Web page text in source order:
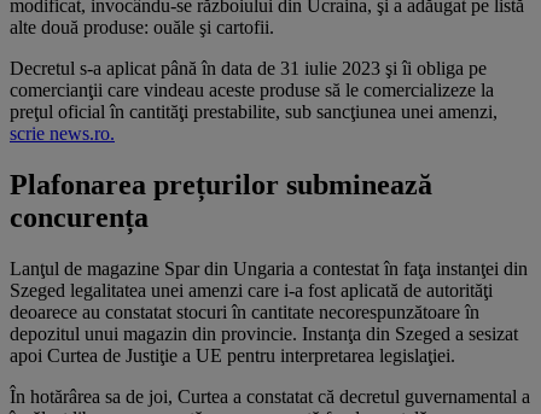
modificat, invocându-se războiului din Ucraina, şi a adăugat pe listă
alte două produse: ouăle şi cartofii.
Decretul s-a aplicat până în data de 31 iulie 2023 şi îi obliga pe
comercianţii care vindeau aceste produse să le comercializeze la
preţul oficial în cantităţi prestabilite, sub sancţiunea unei amenzi,
scrie news.ro.
Plafonarea prețurilor subminează
concurența
Lanţul de magazine Spar din Ungaria a contestat în faţa instanţei din
Szeged legalitatea unei amenzi care i-a fost aplicată de autorităţi
deoarece au constatat stocuri în cantitate necorespunzătoare în
depozitul unui magazin din provincie. Instanţa din Szeged a sesizat
apoi Curtea de Justiţie a UE pentru interpretarea legislaţiei.
În hotărârea sa de joi, Curtea a constatat că decretul guvernamental a